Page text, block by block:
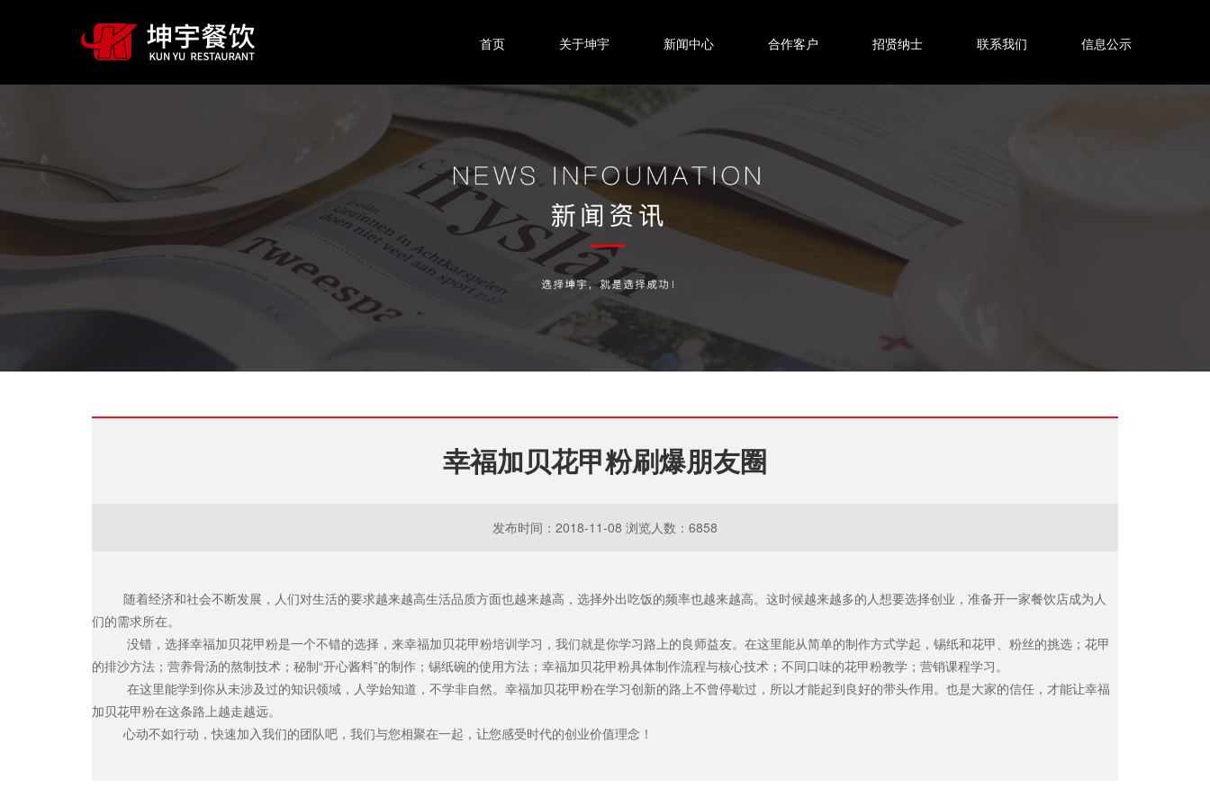
首页 关于坤宇 新闻中心 合作客户 招贤纳士 联系我们 信息公示
幸福加贝花甲粉刷爆朋友圈
发布时间：2018-11-08 浏览人数：6858
随着经济和社会不断发展，人们对生活的要求越来越高生活品质方面也越来越高，选择外出吃饭的频率也越来越高。这时候越来越多的人想要选择创业，准备开一家餐饮店成为人
们的需求所在。
没错，选择幸福加贝花甲粉是一个不错的选择，来幸福加贝花甲粉培训学习，我们就是你学习路上的良师益友。在这里能从简单的制作方式学起，锡纸和花甲、粉丝的挑选；花甲
的排沙方法；营养骨汤的熬制技术；秘制“开心酱料”的制作；锡纸碗的使用方法；幸福加贝花甲粉具体制作流程与核心技术；不同口味的花甲粉教学；营销课程学习。
在这里能学到你从未涉及过的知识领域，人学始知道，不学非自然。幸福加贝花甲粉在学习创新的路上不曾停歇过，所以才能起到良好的带头作用。也是大家的信任，才能让幸福
加贝花甲粉在这条路上越走越远。
心动不如行动，快速加入我们的团队吧，我们与您相聚在一起，让您感受时代的创业价值理念！